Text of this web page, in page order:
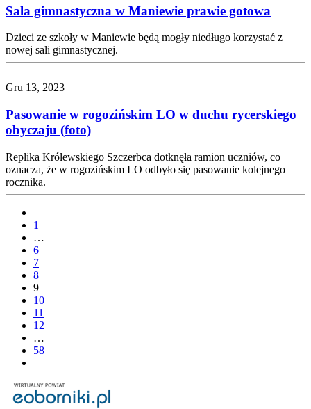
Sala gimnastyczna w Maniewie prawie gotowa
Dzieci ze szkoły w Maniewie będą mogły niedługo korzystać z
nowej sali gimnastycznej.
Gru 13, 2023
Pasowanie w rogozińskim LO w duchu rycerskiego
obyczaju (foto)
Replika Królewskiego Szczerbca dotknęła ramion uczniów, co
oznacza, że w rogozińskim LO odbyło się pasowanie kolejnego
rocznika.
1
…
6
7
8
9
10
11
12
…
58